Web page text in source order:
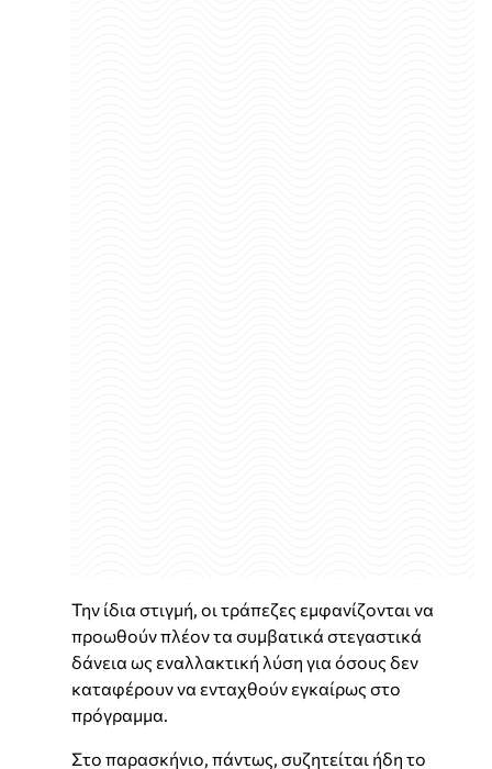
Την ίδια στιγμή, οι τράπεζες εμφανίζονται να
προωθούν πλέον τα συμβατικά στεγαστικά
δάνεια ως εναλλακτική λύση για όσους δεν
καταφέρουν να ενταχθούν εγκαίρως στο
πρόγραμμα.
Στο παρασκήνιο, πάντως, συζητείται ήδη το